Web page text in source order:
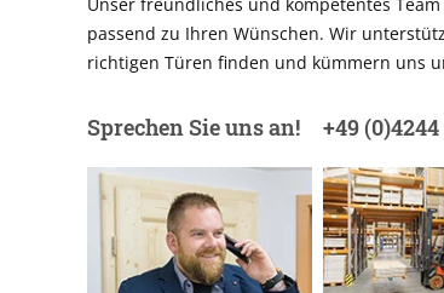
Unser freundliches und kompetentes
passend zu Ihren Wünschen. Wir
richtigen Türen finden und kümmern uns
Sprechen Sie uns an! +49